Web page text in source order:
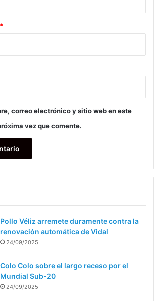
*
correo electrónico y sitio web en este
vez que comente.
Pollo Véliz arremete duramente contra la
renovación automática de Vidal
24/09/2025
Colo Colo sobre el largo receso por el
Mundial Sub-20
24/09/2025